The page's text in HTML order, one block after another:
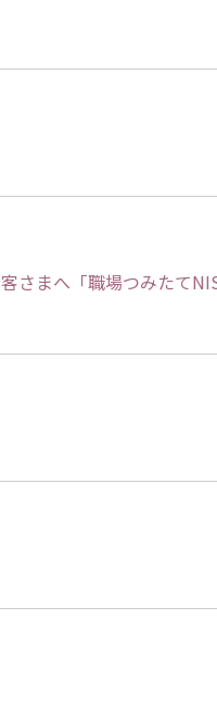
さまへ「職場つみたて